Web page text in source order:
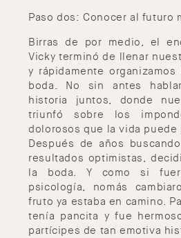
Paso dos: Conocer al futuro
Birras de por medio, el
Vicky terminó de llenar
y rápidamente
boda. No sin antes
historia juntos, donde
triunfó sobre los
dolorosos que la vida puede
Después de años
resultados optimistas,
la boda. Y como si
psicología, nomás
fruto ya estaba en camino.
tenía pancita y fue
partícipes de tan emotiva